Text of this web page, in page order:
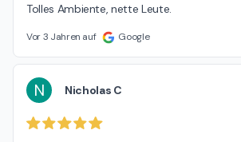
Tolles Ambiente, nette Leute.
Vor 3 Jahren auf Google
N Nicholas C